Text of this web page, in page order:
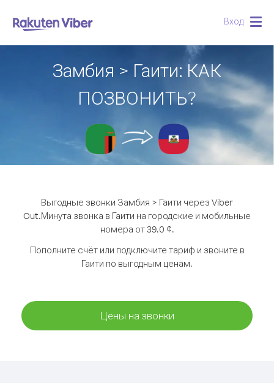
Вход
Замбия > Гаити: КАК
ПОЗВОНИТЬ?
Выгодные звонки Замбия > Гаити через Viber
Out.Минута звонка в Гаити на городские и мобильные
номера от 39.0 ¢.
Пополните счёт или подключите тариф и звоните в
Гаити по выгодным ценам.
Цены на звонки